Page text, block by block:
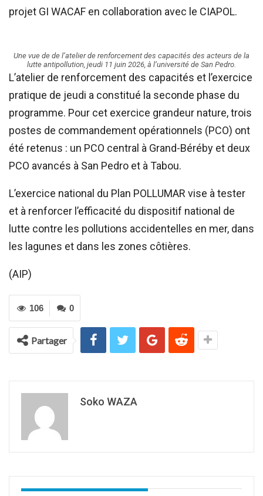
projet GI WACAF en collaboration avec le CIAPOL.
Une vue de de l’atelier de renforcement des capacités des acteurs de la
lutte antipollution, jeudi 11 juin 2026, à l’université de San Pedro.
L’atelier de renforcement des capacités et l’exercice
pratique de jeudi a constitué la seconde phase du
programme. Pour cet exercice grandeur nature, trois
postes de commandement opérationnels (PCO) ont
été retenus : un PCO central à Grand-Béréby et deux
PCO avancés à San Pedro et à Tabou.
L’exercice national du Plan POLLUMAR vise à tester
et à renforcer l’efficacité du dispositif national de
lutte contre les pollutions accidentelles en mer, dans
les lagunes et dans les zones côtières.
(AIP)
0
106
Partager
Soko WAZA